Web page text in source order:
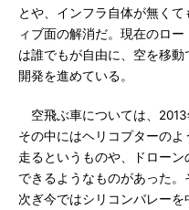
とや、インフラ自体が無く
ィブ面の解消だ。現在のロ
は誰でもが自由に、空を移
開発を進めている。
空飛ぶ車については、2013
その中にはヘリコプターの
走るというものや、ドロー
できるようなものがあった
次ぎ今ではシリコンバレー